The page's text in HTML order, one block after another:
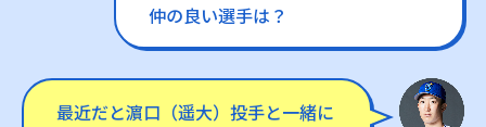
仲の良い選手は？
最近だと濵口（遥大）投手と一緒に